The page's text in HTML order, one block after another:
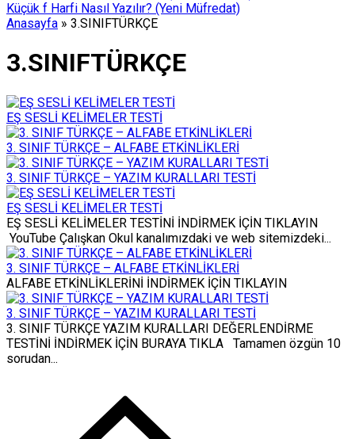
Küçük f Harfi Nasıl Yazılır? (Yeni Müfredat)
Anasayfa » 3.SINIFTÜRKÇE
3.SINIFTÜRKÇE
EŞ SESLİ KELİMELER TESTİ
3. SINIF TÜRKÇE – ALFABE ETKİNLİKLERİ
3. SINIF TÜRKÇE – YAZIM KURALLARI TESTİ
EŞ SESLİ KELİMELER TESTİ
EŞ SESLİ KELİMELER TESTİNİ İNDİRMEK İÇİN TIKLAYIN
YouTube Çalışkan Okul kanalımızdaki ve web sitemizdeki...
3. SINIF TÜRKÇE – ALFABE ETKİNLİKLERİ
ALFABE ETKİNLİKLERİNİ İNDİRMEK İÇİN TIKLAYIN
3. SINIF TÜRKÇE – YAZIM KURALLARI TESTİ
3. SINIF TÜRKÇE YAZIM KURALLARI DEĞERLENDİRME
TESTİNİ İNDİRMEK İÇİN BURAYA TIKLA Tamamen özgün 10
sorudan...